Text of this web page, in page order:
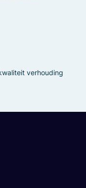
verhouding